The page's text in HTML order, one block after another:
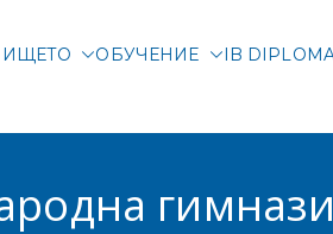
училище
ОБУЧЕНИЕ IB